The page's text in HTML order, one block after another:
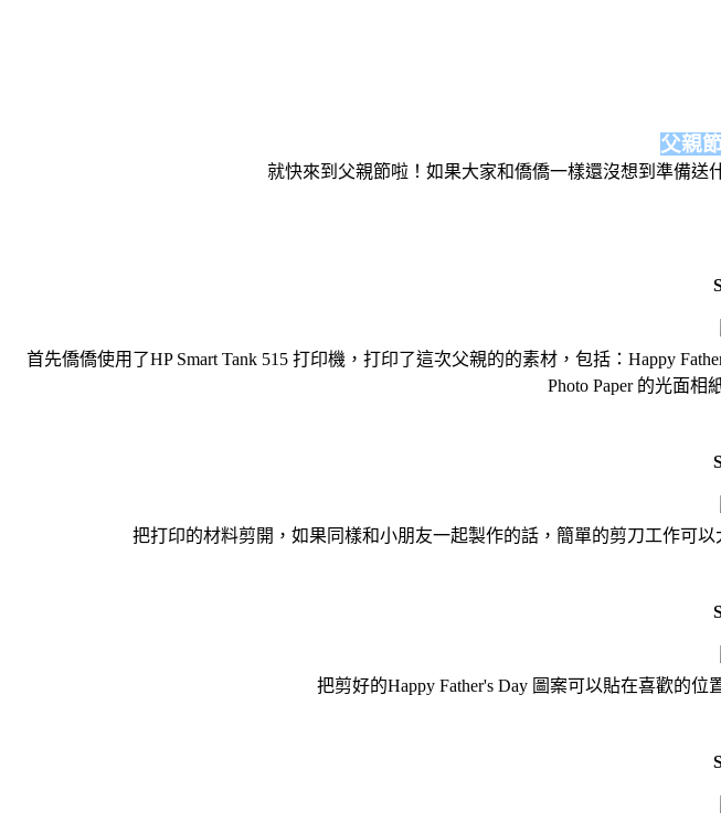
父親
就快來到父親節啦！如果大家和僑僑一樣還沒想到準備送
首先僑僑使用了HP Smart Tank 515 打印機，打印了這次父親的的素材，包括：Happy
Photo Paper 的光面相
把打印的材料剪開，如果同樣和小朋友一起製作的話，簡單的剪刀工作可
把剪好的Happy Father's Day 圖案可以貼在喜歡的